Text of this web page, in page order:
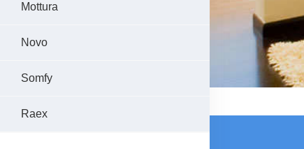
Mottura
Novo
Somfy
Raex